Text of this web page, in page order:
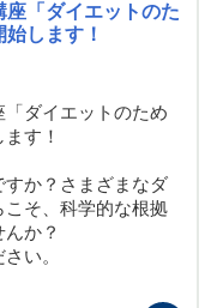
「ダイエットのた
します！
ダイエットのため
す！
か？さまざまなダ
そ、科学的な根拠
か？
い。